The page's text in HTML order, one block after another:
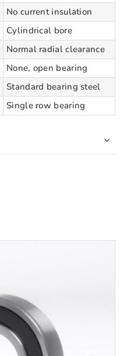
No current insulation
Cylindrical bore
Normal radial clearance
None, open bearing
Standard bearing steel
Single row bearing